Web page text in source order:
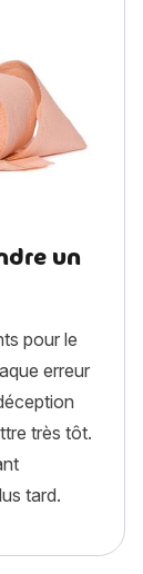
un
pour le
erreur
très tôt.
tard.